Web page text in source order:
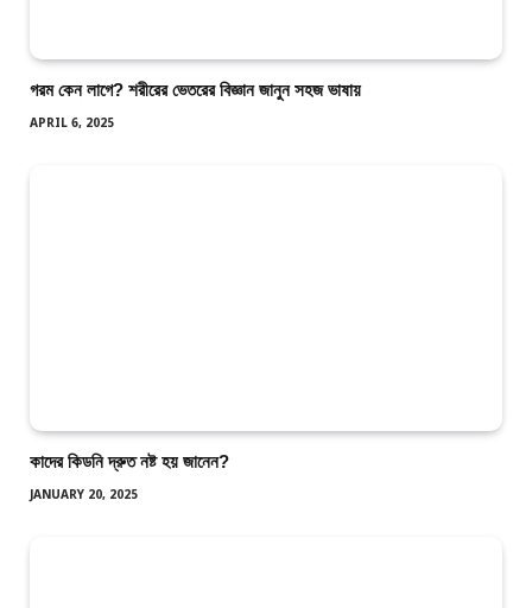
গরম কেন লাগে? শরীরের ভেতরের বিজ্ঞান জানুন সহজ ভাষায়
APRIL 6, 2025
কাদের কিডনি দ্রুত নষ্ট হয় জানেন?
JANUARY 20, 2025